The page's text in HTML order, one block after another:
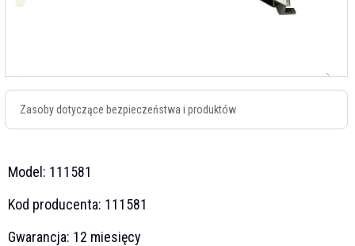
Zasoby dotyczące bezpieczeństwa i produktów
Model: 111581
Kod producenta: 111581
Gwarancja: 12 miesięcy